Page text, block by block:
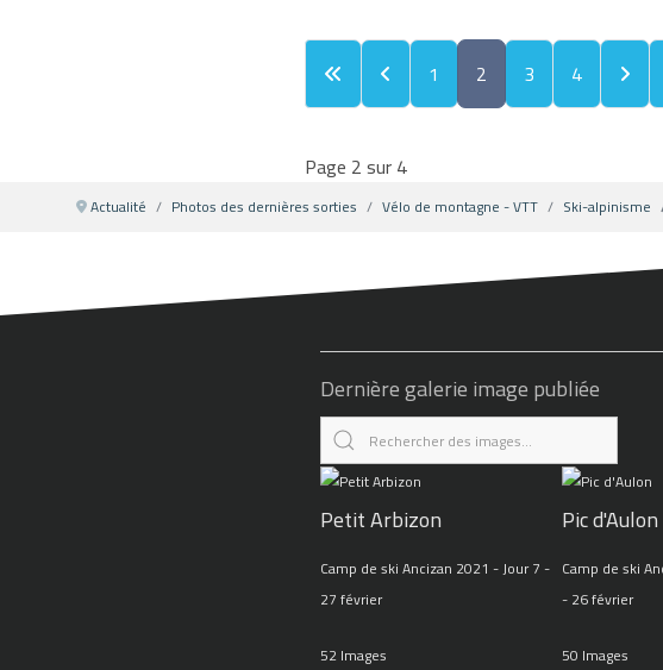
1 2 3 4
Page 2 sur 4
Actualité Photos des dernières sorties Vélo de montagne - VTT Ski-alpinisme
Dernière galerie image publiée
Petit Arbizon
Camp de ski Ancizan 2021 - Jour 7 -
27 février
52 Images
Pic d'Aulon
Camp de ski
- 26 février
50 Images